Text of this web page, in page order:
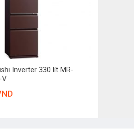
lý tưởng ở mức nhiệt
cần đông đá, không
Inverter 330 lít MR-
V